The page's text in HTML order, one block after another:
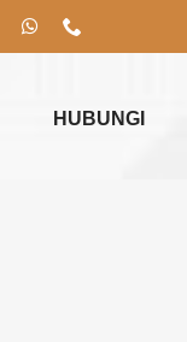
HUBUNGI